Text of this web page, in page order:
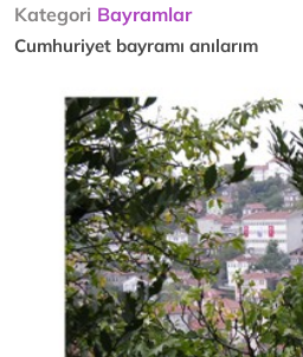
Kategori Bayramlar
Cumhuriyet bayramı anılarım